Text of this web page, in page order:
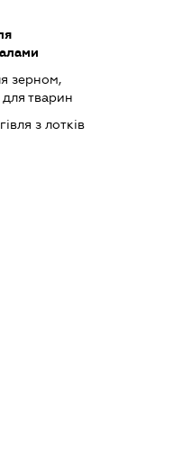
зерном,
тварин
з лотків